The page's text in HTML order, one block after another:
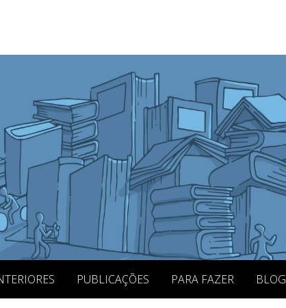
PUBLICAÇÕES PARA FAZER BLOG